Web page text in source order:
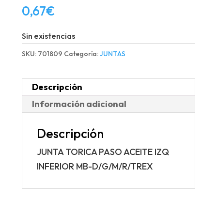
0,67€
Sin existencias
SKU: 701809 Categoría:JUNTAS
Descripción
Información adicional
Descripción
JUNTA TORICA PASO ACEITE IZQ
INFERIOR MB-D/G/M/R/TREX